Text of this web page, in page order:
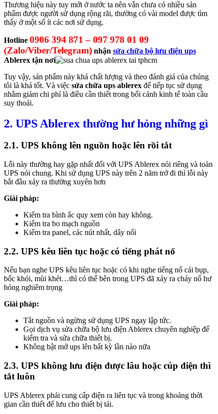
Thương hiệu này tuy mới ở nước ta nên vẫn chưa có nhiều sản
phẩm được người sử dụng rộng rãi, thường có vài model được tìm
thấy ở một số ít các nơi sử dụng.
Hotline 0906 394 871 – 097 978 01 09
(Zalo/Viber/Telegram) nhận sửa chữa bộ lưu điện ups
Ablerex tận nơi
Tuy vậy, sản phẩm này khá chất lượng và theo đánh giá của chúng
tôi là khá tốt. Và việc sửa chữa ups ablerex để tiếp tục sử dụng
nhằm giảm chi phí là điều cần thiết trong bối cảnh kinh tế toàn cầu
suy thoái.
2. UPS Ablerex thường hư hỏng những gì
2.1. UPS không lên nguồn hoặc lên rồi tắt
Lỗi này thường hay gặp nhất đối với UPS Ablerex nói riêng và toàn
UPS nói chung. Khi sử dụng UPS này trên 2 năm trở đi thì lỗi này
bắt đầu xảy ra thường xuyên hơn
Giải pháp:
Kiểm tra bình ắc quy xem còn hay không.
Kiểm tra bo mạch nguồn
Kiểm tra panel, các nút nhất, dây nối
2.2. UPS kêu liên tục hoặc có tiếng phát nổ
Nếu bạn nghe UPS kêu liên tục hoặc có khi nghe tiếng nổ cái bụp,
bốc khói, mùi khét…thì có thể bên trong UPS đã xảy ra cháy nổ hư
hỏng nghiêm trọng
Giải pháp:
Tắt nguồn và ngừng sử dụng UPS ngay lập tức.
Gọi dịch vụ sửa chữa bộ lưu điện Ablerex chuyên nghiệp để
kiểm tra và sửa chữa thiết bị.
Không bật mở ups lên bất kỳ lần nào nữa
2.3. UPS không lưu điện được lâu hoặc cúp điện thì
tắt luôn
UPS Ablerex phải cung cấp điện ra liên tục và trong khoảng thời
gian cần thiết để lưu cho thiết bị tải.